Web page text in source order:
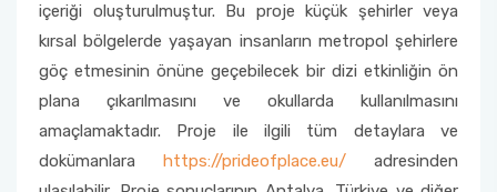
içeriği oluşturulmuştur. Bu proje küçük şehirler veya
kırsal bölgelerde yaşayan insanların metropol şehirlere
göç etmesinin önüne geçebilecek bir dizi etkinliğin ön
plana çıkarılmasını ve okullarda kullanılmasını
amaçlamaktadır. Proje ile ilgili tüm detaylara ve
dokümanlara https://prideofplace.eu/ adresinden
Birim İç Değerlendirme Raporu
Stratejik Plan (2024-2026)
Organizasyon Şeması